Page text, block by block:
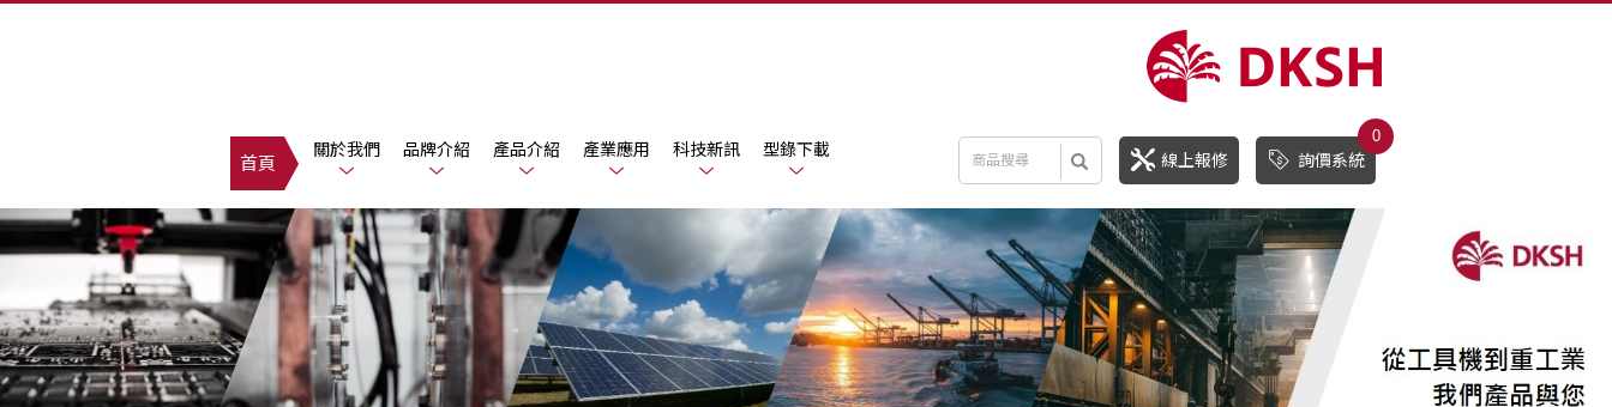
線上報修 詢價系統
0
首頁
關於我們 品牌介紹 產品介紹 產業應用 科技新訊 型錄下載